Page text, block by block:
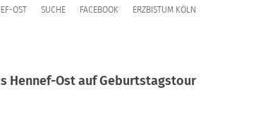
OST SUCHE FACEBOOK ERZBISTUM KÖLN
Hennef-Ost auf Geburtstagstour